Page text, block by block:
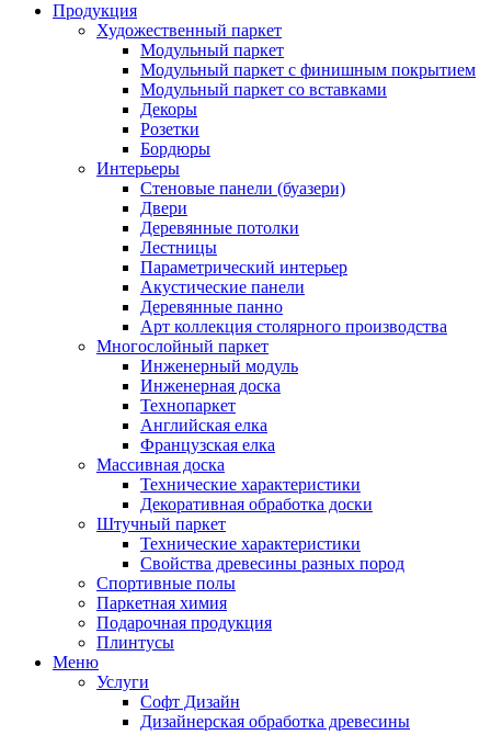
Продукция
Художественный паркет
Модульный паркет
Модульный паркет с финишным покрытием
Модульный паркет со вставками
Декоры
Розетки
Бордюры
Интерьеры
Стеновые панели (буазери)
Двери
Деревянные потолки
Лестницы
Параметрический интерьер
Акустические панели
Деревянные панно
Арт коллекция столярного производства
Многослойный паркет
Инженерный модуль
Инженерная доска
Технопаркет
Английская елка
Французская елка
Массивная доска
Технические характеристики
Декоративная обработка доски
Штучный паркет
Технические характеристики
Свойства древесины разных пород
Спортивные полы
Паркетная химия
Подарочная продукция
Плинтусы
Меню
Услуги
Софт Дизайн
Дизайнерская обработка древесины